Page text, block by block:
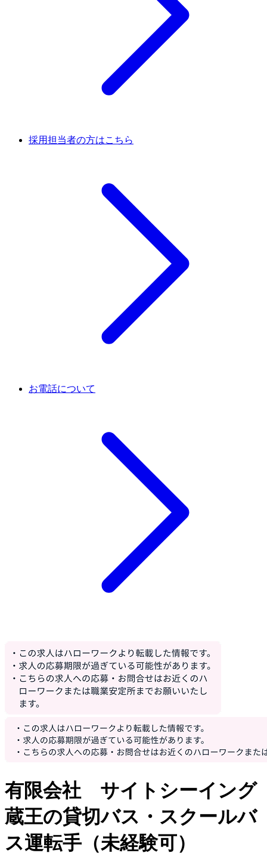
採用担当者の方はこちら
お電話について
有限会社 サイトシーイング
蔵王の貸切バス・スクールバ
ス運転手（未経験可）